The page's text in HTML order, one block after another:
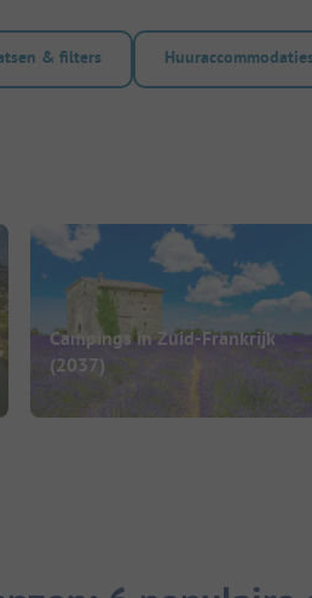
& filters
Campings in Zuid-Frankrijk
(2037)